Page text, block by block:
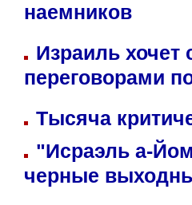
наемников
Израиль хочет
переговорами
Тысяча
"Исраэль а-
черные